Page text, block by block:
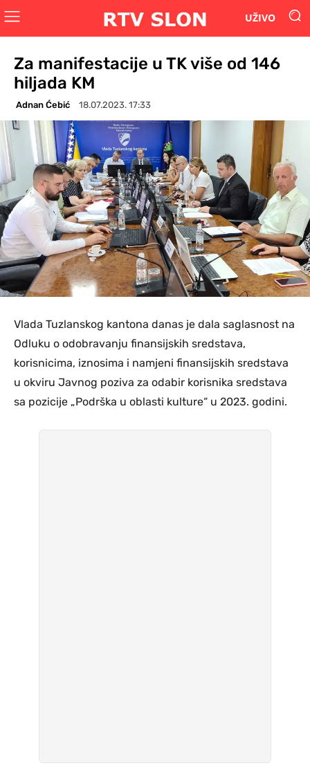
UŽIVO
Za manifestacije u TK više od 146
hiljada KM
Adnan Ćebić 18.07.2023. 17:33
Vlada Tuzlanskog kantona danas je dala saglasnost na
Odluku o odobravanju finansijskih sredstava,
korisnicima, iznosima i namjeni finansijskih sredstava
u okviru Javnog poziva za odabir korisnika sredstava
sa pozicije „Podrška u oblasti kulture“ u 2023. godini.